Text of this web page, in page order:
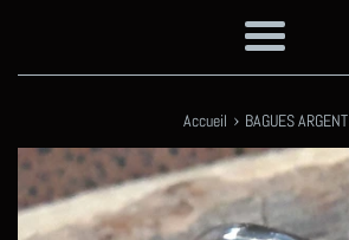
Menu
Accueil › BAGUES ARGENT